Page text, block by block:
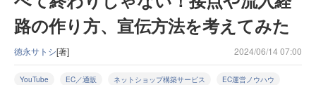
路の作り方、宣伝方法を考えてみた
徳永サトシ[著] 2024/06/14 07:00
YouTube EC／通販 ネットショップ構築サービス EC運営ノウハウ